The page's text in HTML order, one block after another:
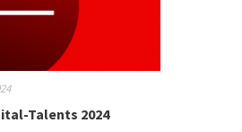
Talents 2024